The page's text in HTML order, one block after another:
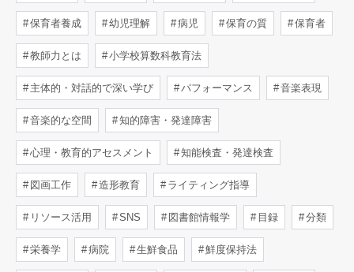
保育者養成 幼児理解 病児 保育の質 保育者
教師力とは 小学校算数科教育法
主体的・対話的で深い学び パフォーマンス 音楽表現
音楽的な空間 知的障害・発達障害
心理・教育的アセスメント 知能検査・発達検査
図画工作 造形教育 ライティング指導
リソース活用 SNS 図書館情報学 目録 分類
栄養学 病院 生鮮食品 鮮度保持法